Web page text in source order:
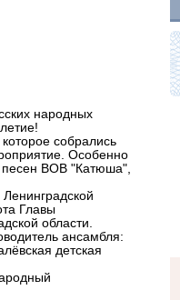
народных
собрались
Особенно
песен ВОВ "Катюша",
Главы
области.
ансамбля:
детская